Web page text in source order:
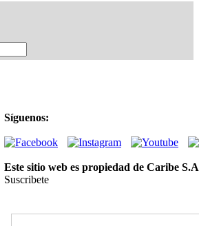
Síguenos:
Este sitio web es propiedad de Caribe
Suscribete